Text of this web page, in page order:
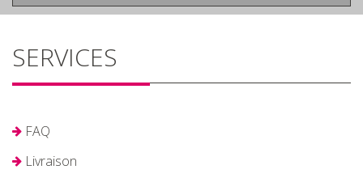
SERVICES
FAQ
Livraison